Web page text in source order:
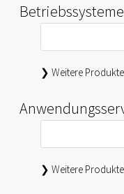
Betriebssysteme
❯ Weitere
❯ Weitere